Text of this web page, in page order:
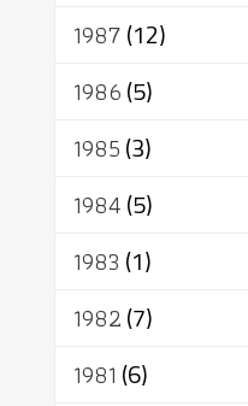
1987(12)
1986(5)
1985(3)
1984(5)
1983 (1)
1982(7)
1981 (6)